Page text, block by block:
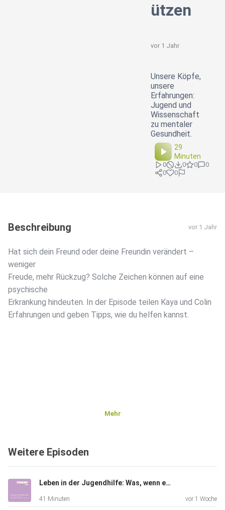
ützen
vor 1 Jahr
Unsere Köpfe,
unsere
Erfahrungen:
Jugend und
Wissenschaft
zu mentaler
Gesundheit.
29
Minuten
0 0 0
0
0
0
Beschreibung vor 1 Jahr
Hat sich dein Freund oder deine Freundin verändert –
weniger
Freude, mehr Rückzug? Solche Zeichen können auf eine
psychische
Erkrankung hindeuten. In der Episode teilen Kaya und Colin
Erfahrungen und geben Tipps, wie du helfen kannst.
Mehr
Weitere Episoden
Leben in der Jugendhilfe: Was, wenn es zuhause nicht mehr geht?
41 Minuten vor 1 Woche